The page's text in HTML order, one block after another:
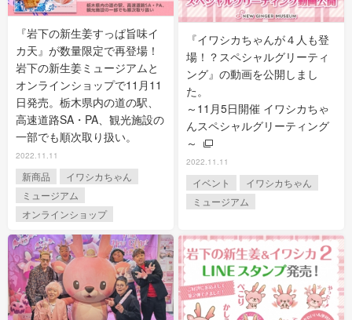
『岩下の新生姜すっぱ旨味イ
カ天』が数量限定で再登場！
岩下の新生姜ミュージアムと
オンラインショップで11月11
日発売。栃木県内の道の駅、
高速道路SA・PA、観光施設の
一部でも順次取り扱い。
2022.11.11
新商品
イワシカちゃん
ミュージアム
オンラインショップ
『イワシカちゃんが４人も登
場！？スペシャルグリーティ
ング』の動画を公開しまし
た。
～11月5日開催 イワシカちゃ
んスペシャルグリーティング
～
2022.11.11
イベント
イワシカちゃん
ミュージアム